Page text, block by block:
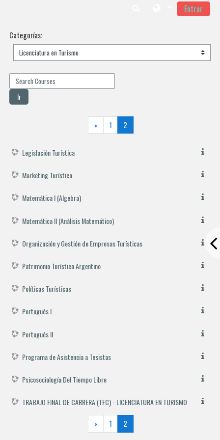
Entrar
Categorías:
Search Courses
Ir
«Anterior
1 2
Legislación Turística
Marketing Turístico
Matemática I (Algebra)
Matemática II (Análisis Matemático)
Organización y Gestión de Empresas Turísticas
Patrimonio Turístico Argentino
Políticas Turísticas
Portugués I
Portugués II
Programa de Asistencia a Tesistas
Psicosociología Del Tiempo Libre
TRABAJO FINAL DE CARRERA (TFC) - LICENCIATURA EN TURISMO
«Anterior
1 2